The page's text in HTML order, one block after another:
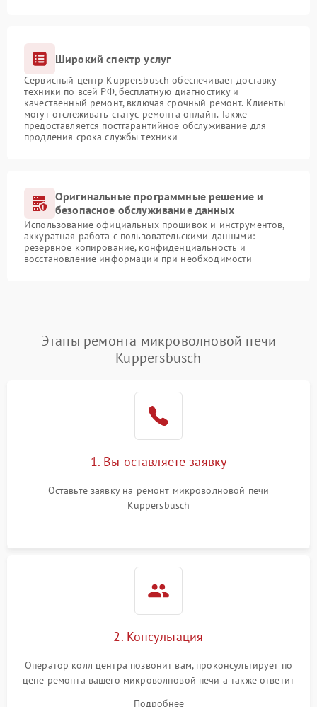
Широкий спектр услуг
Сервисный центр Kuppersbusch обеспечивает доставку
техники по всей РФ, бесплатную диагностику и
качественный ремонт, включая срочный ремонт. Клиенты
могут отслеживать статус ремонта онлайн. Также
предоставляется постгарантийное обслуживание для
продления срока службы техники
Оригинальные программные решение и
безопасное обслуживание данных
Использование официальных прошивок и инструментов,
аккуратная работа с пользовательскими данными:
резервное копирование, конфиденциальность и
восстановление информации при необходимости
Этапы ремонта микроволновой печи
Kuppersbusch
1. Вы оставляете заявку
Оставьте заявку на ремонт микроволновой печи
Kuppersbusch
2. Консультация
Оператор колл центра позвонит вам, проконсультирует по
цене ремонта вашего микроволновой печи а также ответит
Подробнее